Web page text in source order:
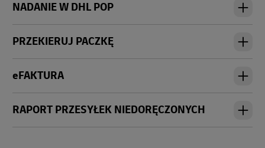
NADANIE W DHL POP
PRZEKIERUJ PACZKĘ
eFAKTURA
RAPORT PRZESYŁEK NIEDORĘCZONYCH